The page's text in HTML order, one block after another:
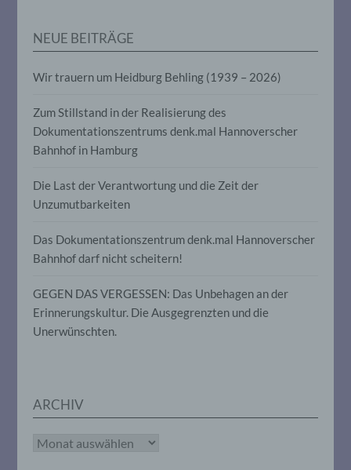
NEUE BEITRÄGE
Wir trauern um Heidburg Behling (1939 – 2026)
Zum Stillstand in der Realisierung des
Dokumentationszentrums denk.mal Hannoverscher
Bahnhof in Hamburg
Die Last der Verantwortung und die Zeit der
Unzumutbarkeiten
Das Dokumentationszentrum denk.mal Hannoverscher
Bahnhof darf nicht scheitern!
GEGEN DAS VERGESSEN: Das Unbehagen an der
Erinnerungskultur. Die Ausgegrenzten und die
Unerwünschten.
ARCHIV
Archiv
Profiling ist jede Art der automatisierten
Verarbeitung personenbezogener Daten,
personenbezogenen Daten verwendet
Person beziehen, zu bewerten,
insbesondere, um Aspekte bezüglich
Arbeitsleistung, wirtschaftlicher Lage,
Gesundheit, persönlicher Vorlieben,
Aufenthaltsort oder Ortswechsel dieser
natürlichen Person zu analysieren oder
f) Pseudonymisierung
Pseudonymisierung ist die Verarbeitung
personenbezogener Daten in einer Weise,
auf welche die personenbezogenen Daten
zusätzlichen Informationen gesondert
aufbewahrt werden und technischen und
unterliegen, die gewährleisten, dass die